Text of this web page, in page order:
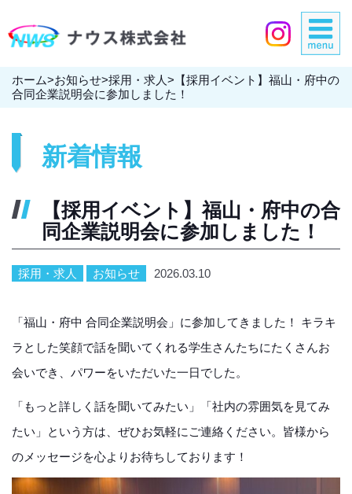
ホーム>お知らせ>採用・求人> 【採用イベント】福山・府中の
合同企業説明会に参加しました！
新着情報
【採用イベント】福山・府中の合
同企業説明会に参加しました！
採用・求人 お知らせ 2026.03.10
「福山・府中 合同企業説明会」に参加してきました！ キラキ
ラとした笑顔で話を聞いてくれる学生さんたちにたくさんお
会いでき、パワーをいただいた一日でした。
「もっと詳しく話を聞いてみたい」「社内の雰囲気を見てみ
たい」という方は、ぜひお気軽にご連絡ください。皆様から
のメッセージを心よりお待ちしております！